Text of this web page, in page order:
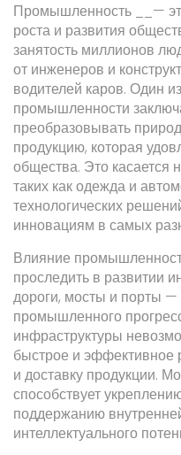
Промышленность __—
роста и развития
занятость миллионов
от инженеров и
водителей каров. Один
промышленности
преобразовывать
продукцию, которая
общества. Это касается
таких как одежда и
технологических
инновациям в самых
Влияние
проследить в развитии
дороги, мосты и порты —
промышленного
инфраструктуры
быстрое и эффективное
и доставку продукции.
способствует
поддержанию
интеллектуального